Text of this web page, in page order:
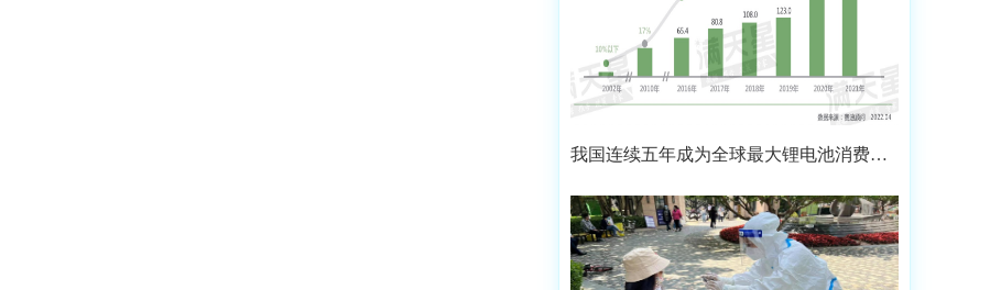
我国连续五年成为全球最大锂电池消费市
场 2021年市场占比约达59.4%